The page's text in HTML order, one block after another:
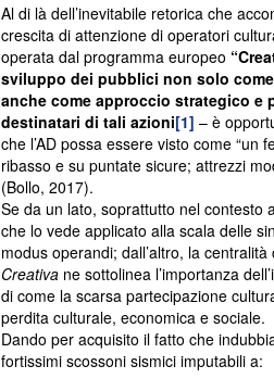
Al di là dell’inevitabile retorica che
crescita di attenzione di operatori
operata dal programma europeo
sviluppo dei pubblici non solo
anche come approccio strategico
destinatari di tali azioni[1] – è
che l’AD possa essere visto come
ribasso e su puntate sicure; attrezzi
(Bollo, 2017).
Se da un lato, soprattutto nel contesto
che lo vede applicato alla scala delle
modus operandi; dall’altro, la
Creativa ne sottolinea l’importanza
di come la scarsa partecipazione
perdita culturale, economica e sociale.
Dando per acquisito il fatto che
fortissimi scossoni sismici imputabili a: